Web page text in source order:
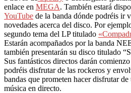
enlace en MEGA. También estará
YouTube de la banda dónde podréis ir
novedades acerca del disco. Por
segundo tema del LP titulado
Estarán acompañados por la banda
también presentarán su disco titulado
Sus fantásticos directos darán
podréis disfrutar de las rockeros y
bandas que prometen hacer disfrutar
música en directo.